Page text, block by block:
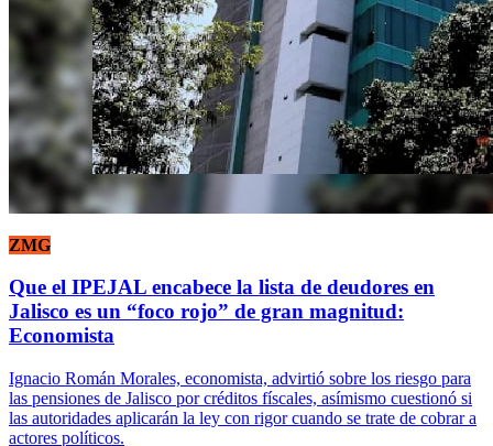
ZMG
Que el IPEJAL encabece la lista de deudores en
Jalisco es un “foco rojo” de gran magnitud:
Economista
Ignacio Román Morales, economista, advirtió sobre los riesgo para
las pensiones de Jalisco por créditos físcales, asímismo cuestionó si
las autoridades aplicarán la ley con rigor cuando se trate de cobrar a
actores políticos.